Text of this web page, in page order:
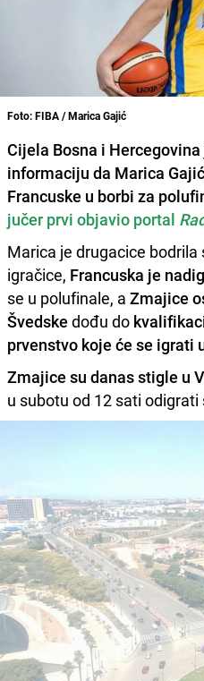
Foto: FIBA / Marica Gajić
Cijela Bosna i Hercegovina
informaciju da Marica Gajić
Francuske u borbi za
jučer prvi objavio portal
Marica je drugacice bodrila
igračice, Francuska je
se u polufinale, a Zmajice
Švedske dođu do
prvenstvo koje će se igrati
Zmajice su danas stigle u
u subotu od 12 sati